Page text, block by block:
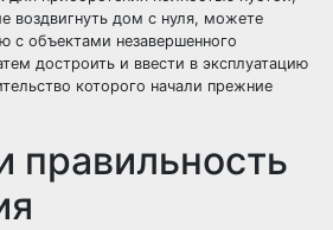
воздвигнуть дом с нуля, можете
с объектами незавершенного
достроить и ввести в эксплуатацию
которого начали прежние
правильность